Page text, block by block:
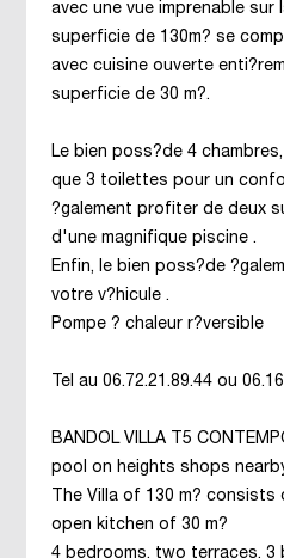
avec une vue imprenable sur
superficie de 130m? se
avec cuisine ouverte
superficie de 30 m?.
Le bien poss?de 4
que 3 toilettes pour un
?galement profiter de deux
d'une magnifique piscine .
Enfin, le bien poss?de
votre v?hicule .
Pompe ? chaleur r?versible
Tel au 06.72.21.89.44 ou
BANDOL VILLA T5
pool on heights shops
The Villa of 130 m? consists
open kitchen of 30 m?
4 bedrooms, two terraces, 3